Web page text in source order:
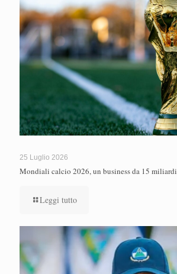
25 Luglio 2026
Mondiali calcio 2026, un business da 15 miliardi
Leggi tutto